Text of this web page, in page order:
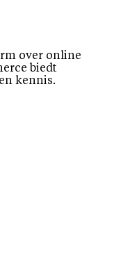
over online
biedt
kennis.